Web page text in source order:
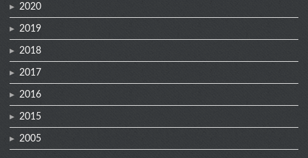
2020
2019
2018
2017
2016
2015
2005